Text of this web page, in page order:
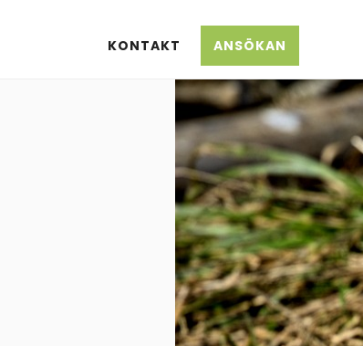
KONTAKT ANSÖKAN